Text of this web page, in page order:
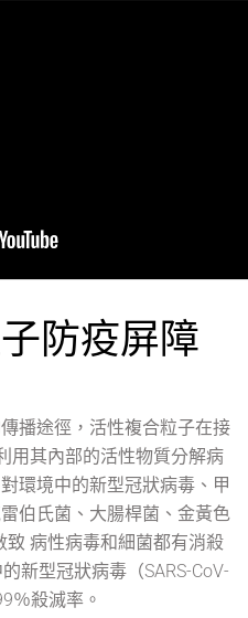
防疫屏障
播途徑，活性複合粒子在接
用其內部的活性物質分解病
環境中的新型冠狀病毒、甲
伯氏菌、大腸桿菌、金黃色
病性病毒和細菌都有消殺
新型冠狀病毒（SARS-CoV-
％殺滅率。